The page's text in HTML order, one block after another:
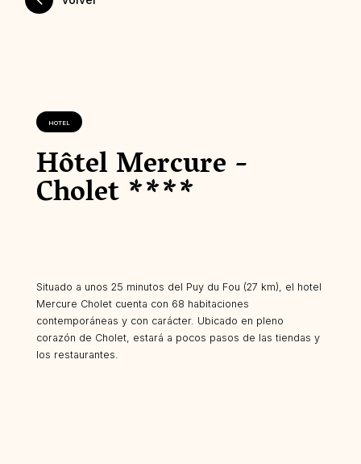
HOTEL
Hôtel Mercure -
Cholet ****
Situado a unos 25 minutos del Puy du Fou (27 km), el hotel
Mercure Cholet cuenta con 68 habitaciones
contemporáneas y con carácter. Ubicado en pleno
corazón de Cholet, estará a pocos pasos de las tiendas y
los restaurantes.